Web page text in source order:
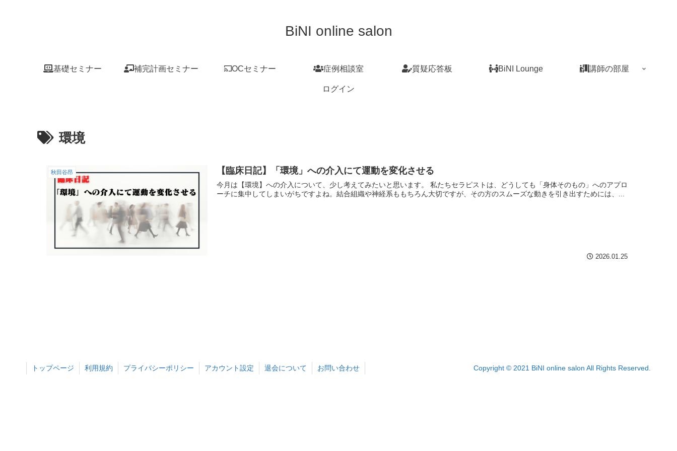
BiNI online salon
基礎セミナー 補完計画セミナー OCセミナー 症例相談室 質疑応答板 BiNI Lounge 講師の部屋
ログイン
環境
秋田谷昂 【臨床日記】「環境」への介入にて運動を変化させる
今月は【環境】への介入について、少し考えてみたいと思います。 私たちセラピストは、どうしても「身体そのもの」へのアプロ
ーチに集中してしまいがちですよね。結合組織や神経系ももちろん大切ですが、その方のスムーズな動きを引き出すためには、...
2026.01.25
トップページ 利用規約 プライバシーポリシー アカウント設定 退会について お問い合わせ Copyright © 2021 BiNI online salon All Rights Reserved.